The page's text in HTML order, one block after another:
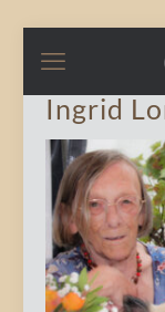
Ingrid